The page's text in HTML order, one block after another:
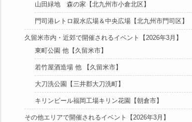
山田緑地 森の家【北九州市小倉北区】
門司港レトロ親水広場＆中央広場【北九州市門司区】
久留米市内・近郊で開催されるイベント【2026年3月】
東町公園 他【久留米市】
若竹屋酒造場 他 【久留米市】
大刀洗公園【三井郡大刀洗町】
キリンビール福岡工場キリン花園【朝倉市】
その他エリアで開催されるイベント【2026年3月】